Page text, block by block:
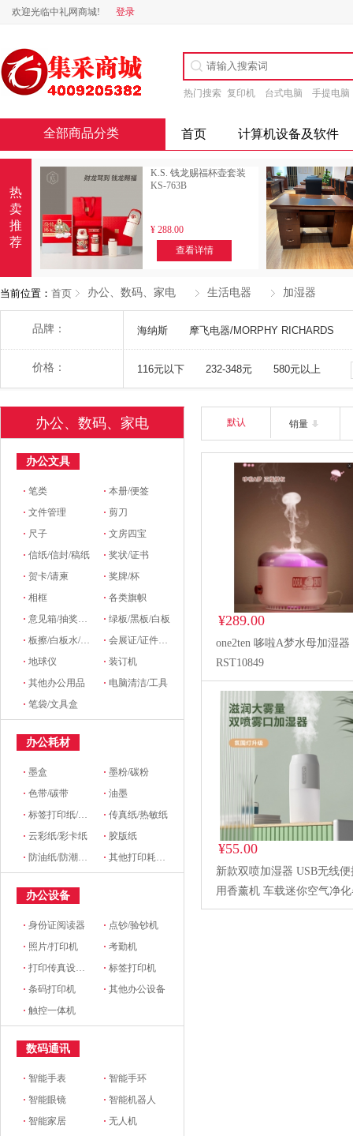
欢迎光临中礼网商城! 登录
热门搜索 复印机 台式电脑 手提电脑
全部商品分类 首页 计算机设备及软件
热
卖
推
荐
K.S. 钱龙赐福杯壶套装
KS-763B
¥ 288.00
查看详情
当前位置： 首页 办公、数码、家电 生活电器 加湿器
品牌： 海纳斯 摩飞电器/MORPHY RICHARDS
价格： 116元以下 232-348元 580元以上
办公、数码、家电
办公文具
·笔类 ·本册/便签
·文件管理 ·剪刀
· 尺子 ·文房四宝
·信纸/信封/稿纸 ·奖状/证书
·贺卡/请柬 ·奖牌/杯
·相框 ·各类旗帜
·意见箱/抽奖箱/信件箱 ·绿板/黑板/白板
·板擦/白板水/磁粒/磁吸 ·会展证/证件卡/卡套挂绳/席位牌
·地球仪 ·装订机
·其他办公用品 · 电脑清洁/工具
·笔袋/文具盒
办公耗材
·墨盒 ·墨粉/碳粉
·色带/碳带 ·油墨
·标签打印纸/条码纸/收银纸 ·传真纸/热敏纸
·云彩纸/彩卡纸 · 胶版纸
· 防油纸/防潮纸/淋膜纸/硅油纸 ·其他打印耗材及附件
办公设备
·身份证阅读器 · 点钞/验钞机
· 照片/打印机 ·考勤机
·打印传真设备配件 ·标签打印机
·条码打印机 ·其他办公设备
·触控一体机
数码通讯
·智能手表 ·智能手环
·智能眼镜 ·智能机器人
·智能家居 ·无人机
默认 销量
¥289.00
one2ten 哆啦A梦水母加湿器
RST10849
¥55.00
新款双喷加湿器 USB无线
用香薰机 车载迷你空气净